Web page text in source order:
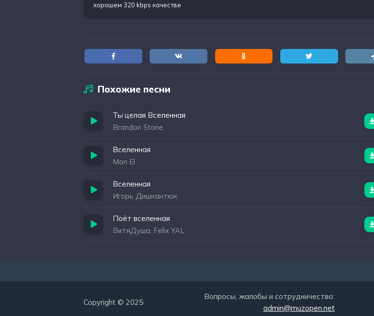
хорошем 320 kbps качестве
Похожие песни
Ты целая Вселенная
Brandon Stone
Вселенная
Mon El
Вселенная
Игорь Дишкантюк
Поёт вселенная
ВитяДуша, Felix YAL
Copyright © 2025
Вопросы, жалобы и сотрудничество:
admin@muzopen.net